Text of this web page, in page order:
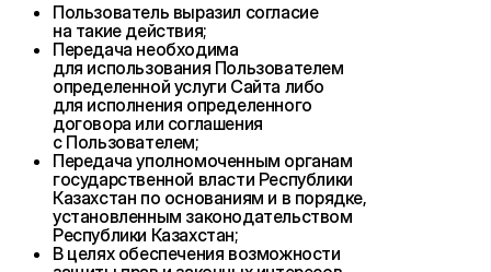
Пользователь выразил согласие
на такие действия;
Передача необходима
для использования Пользователем
определенной услуги Сайта либо
для исполнения определенного
договора или соглашения
с Пользователем;
Передача уполномоченным органам
государственной власти Республики
Казахстан по основаниям и в порядке,
установленным законодательством
Республики Казахстан;
В целях обеспечения возможности